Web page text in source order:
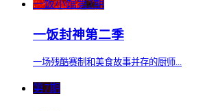
一饭小馆第2期
一饭封神第二季
一场残酷赛制和美食故事并存的厨师...
第7期